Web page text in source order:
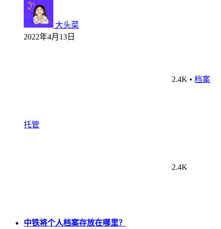
大头菜
2022年4月13日
2.4K • 档案
托管
2.4K
中铁将个人档案存放在哪里？